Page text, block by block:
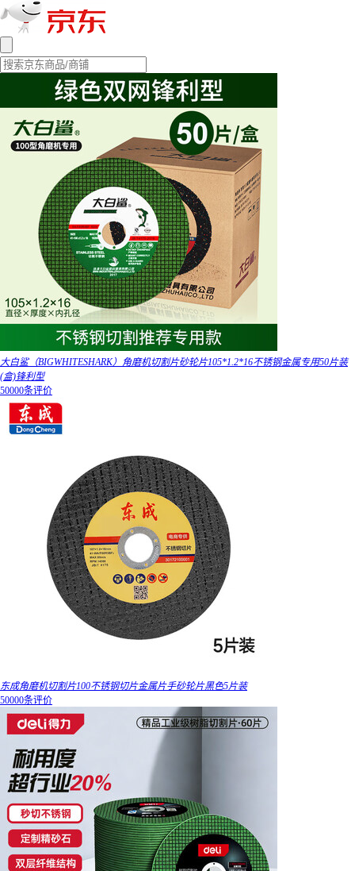
大白鲨（BIGWHITESHARK）角磨机切割片砂轮片105*1.2*16不锈钢金属专用50片装
(盒)锋利型
50000条评价
东成角磨机切割片100不锈钢切片金属片手砂轮片黑色5片装
50000条评价